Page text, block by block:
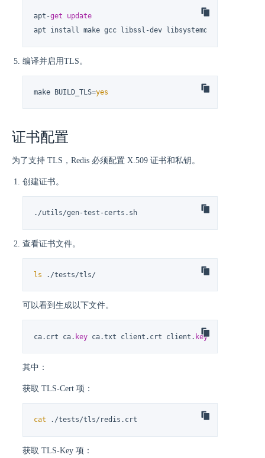
apt -get
update
apt install make gcc libssl -dev libsystemd
编译并启用TLS。
make BUILD_TLS=yes
证书配置
为了支持 TLS，Redis 必须配置 X.509 证书和私钥。
创建证书。
./utils/gen-test-certs.sh
查看证书文件。
ls ./tests/tls/
可以看到生成以下文件。
ca.crt ca. key ca.txt client.crt client. key openssl.cnf
其中：
获取 TLS-Cert 项：
cat ./tests/tls/redis.crt
获取 TLS-Key 项：